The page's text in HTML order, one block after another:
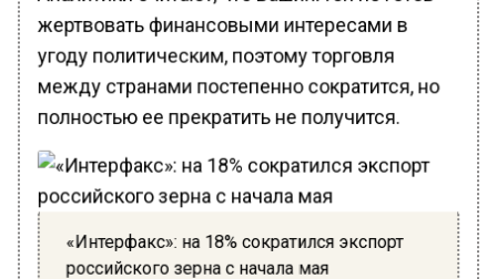
жертвовать финансовыми интересами в
угоду политическим, поэтому торговля
между странами постепенно сократится, но
полностью ее прекратить не получится.
«Интерфакс»: на 18% сократился экспорт
российского зерна с начала мая